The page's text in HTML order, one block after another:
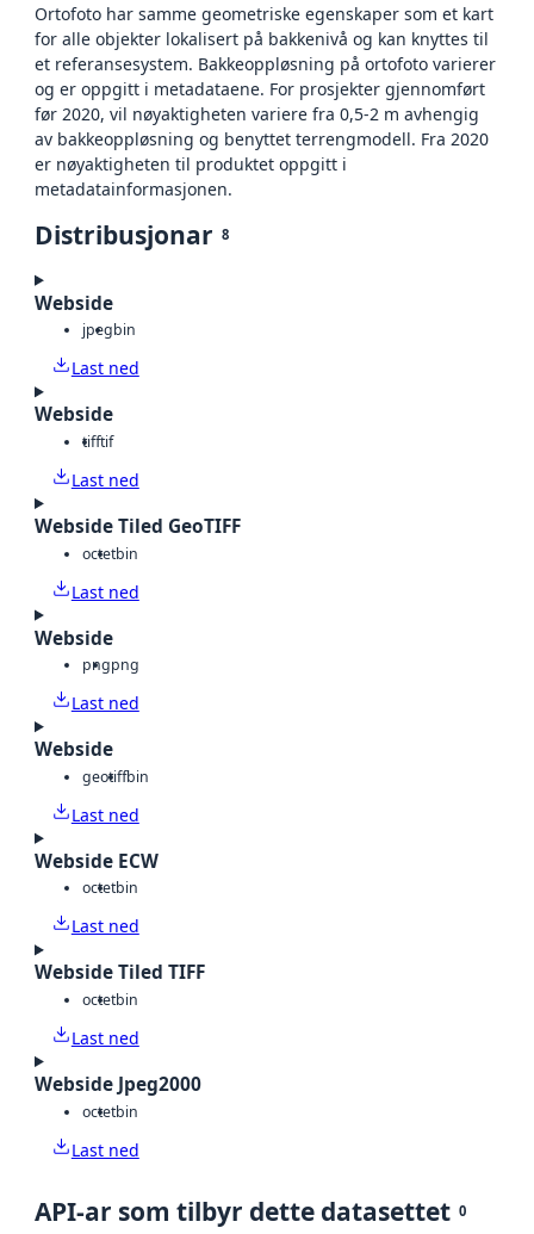
Ortofoto har samme geometriske egenskaper som et kart
for alle objekter lokalisert på bakkenivå og kan knyttes til
et referansesystem. Bakkeoppløsning på ortofoto varierer
og er oppgitt i metadataene. For prosjekter gjennomført
før 2020, vil nøyaktigheten variere fra 0,5-2 m avhengig
av bakkeoppløsning og benyttet terrengmodell. Fra 2020
er nøyaktigheten til produktet oppgitt i
metadatainformasjonen.
Distribusjonar 8
Webside
jpegbin
Last ned
Webside
tifftif
Last ned
Webside Tiled GeoTIFF
octetbin
Last ned
Webside
pngpng
Last ned
Webside
geotiffbin
Last ned
Webside ECW
octetbin
Last ned
Webside Tiled TIFF
octetbin
Last ned
Webside Jpeg2000
octetbin
Last ned
API-ar som tilbyr dette datasettet 0